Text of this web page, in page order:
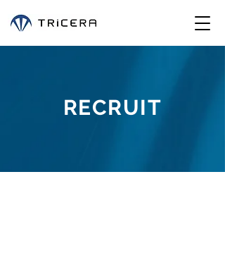
RECRUIT